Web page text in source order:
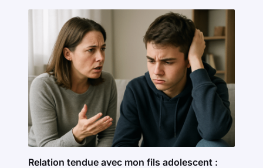
Relation tendue avec mon fils adolescent :